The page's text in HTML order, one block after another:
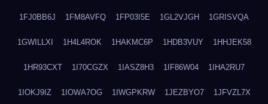
1FJ0BB6J 1FM8AVFQ 1FP03I5E 1GL2VJGH 1GRISVQA
1GWILLXI 1H4L4ROK 1HAKMC6P 1HDB3VUY 1HHJEK58
1HR93CXT 1I70CGZX 1IASZ8H3 1IF86W04 1IHA2RU7
1IOKJ9IZ 1IOWA7OG 1IWGPKRW 1JEZBYO7 1JFVZL7X